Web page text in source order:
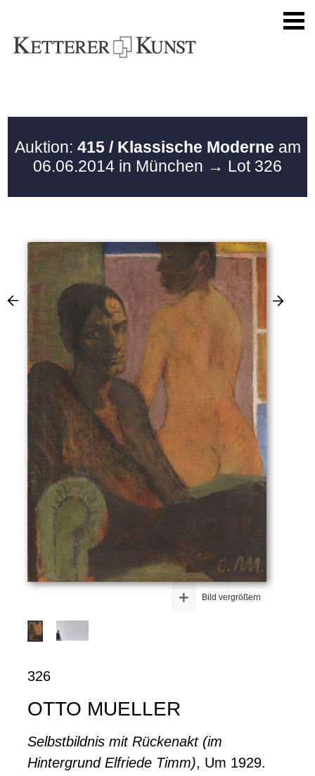
Auktion: 415 / Klassische Moderne am
06.06.2014 in München → Lot 326
Bild vergrößern
+
326
OTTO MUELLER
Selbstbildnis mit Rückenakt (im
Hintergrund Elfriede Timm), Um 1929.